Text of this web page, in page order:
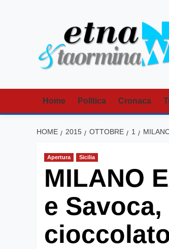
Home Politica Cronaca
HOME 2015 OTTOBRE 1
Apertura Sicilia
MILANO
e